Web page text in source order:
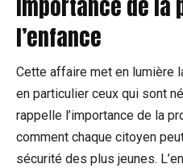
Importance de la
l’enfance
Cette affaire met en lumière
en particulier ceux qui sont
rappelle l’importance de la
comment chaque citoyen
sécurité des plus jeunes.